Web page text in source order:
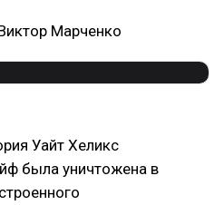
Марченко
Уайт Хеликс
была уничтожена в